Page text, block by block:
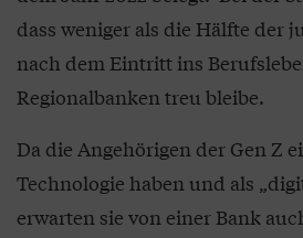
dass weniger als die Hälfte der
nach dem Eintritt ins
Regionalbanken treu bleibe.
Da die Angehörigen der Gen Z
Technologie haben und als
erwarten sie von einer Bank